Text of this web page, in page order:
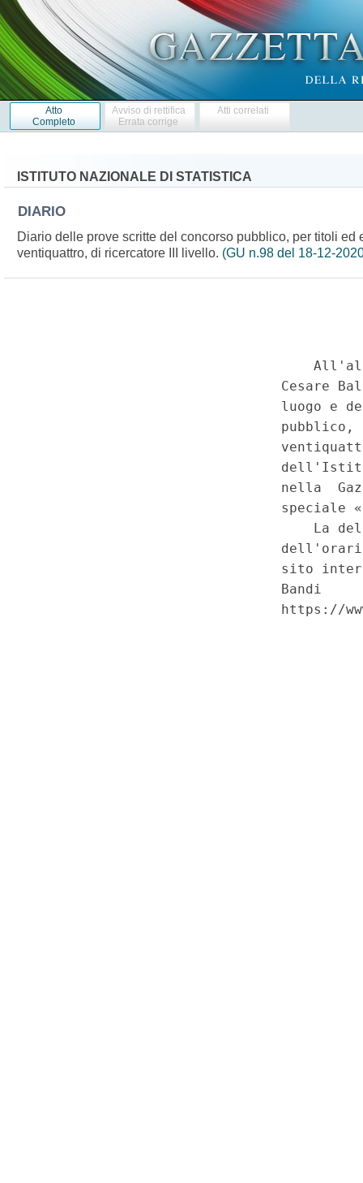
Atto
Completo
Avviso di rettifica
Errata corrige
Atti correlati
ISTITUTO NAZIONALE DI STATISTICA
DIARIO
Diario delle prove scritte del concorso pubblico, per titoli
ventiquattro, di ricercatore III livello. (GU n.98 del 18-12-